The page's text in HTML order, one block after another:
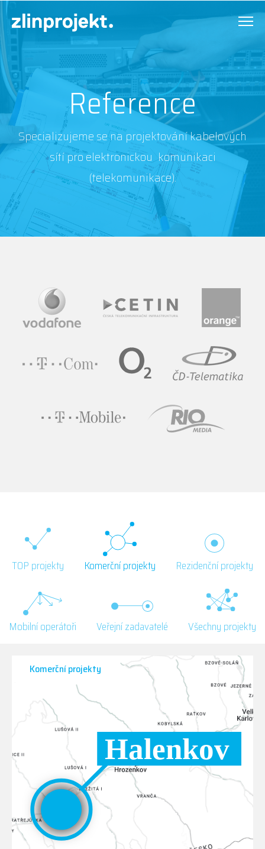
zlinprojekt.
Reference
Specializujeme se na projektování kabelových
sítí pro elektronickou komunikaci
(telekomunikace).
TOP projekty Komerční projekty Rezidenční projekty
Mobilní operátoři Veřejní zadavatelé Všechny projekty
Komerční projekty